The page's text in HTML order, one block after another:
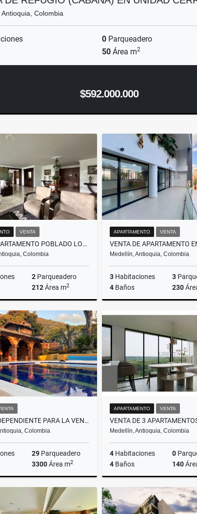
Colombia
0 Parqueadero
50 Área m2
$592.000.000
VENTA
VENTA APARTAMENTO POBLADO LOMA LALINDE MEDELLÍN
Colombia
2 Parqueadero
212Área m2
Venta
$1.500.000.000
APARTAMENTO VENTA
Medellín, Antioquia, Colombia
3 Habitaciones 3
4 Baños 230
FINCA INDEPENDIENTE PARA LA VENTA EN SOPETRAN, ANTIOQUIA
Colombia
29 Parqueadero
3300Área m2
$2.200.000.000
APARTAMENTO VENTA
Medellín, Antioquia, Colombia
4 Habitaciones 0
4 Baños 140